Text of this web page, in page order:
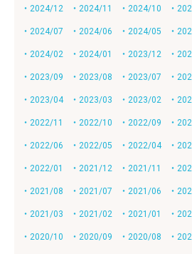
・2024/12 ・2024/11 ・2024/10 ・
・2024/07 ・2024/06 ・2024/05 ・
・2024/02 ・2024/01 ・2023/12 ・
・2023/09 ・2023/08 ・2023/07 ・
・2023/04 ・2023/03 ・2023/02 ・
・2022/11 ・2022/10 ・2022/09 ・
・2022/06 ・2022/05 ・2022/04 ・
・2022/01 ・2021/12 ・2021/11 ・
・2021/08 ・2021/07 ・2021/06 ・
・2021/03 ・2021/02 ・2021/01 ・
・2020/10 ・2020/09 ・2020/08 ・